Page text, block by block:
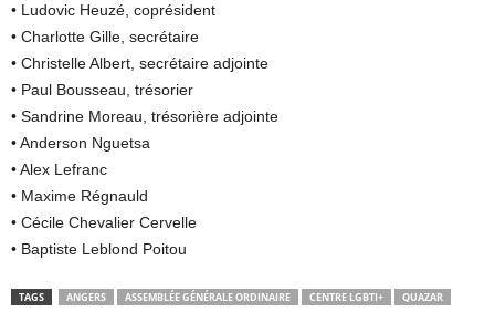
• Ludovic Heuzé, coprésident
• Charlotte Gille, secrétaire
• Christelle Albert, secrétaire adjointe
• Paul Bousseau, trésorier
• Sandrine Moreau, trésorière adjointe
• Anderson Nguetsa
• Alex Lefranc
• Maxime Régnauld
• Cécile Chevalier Cervelle
• Baptiste Leblond Poitou
TAGS ANGERS ASSEMBLÉE GÉNÉRALE ORDINAIRE CENTRE LGBTI+ QUAZAR